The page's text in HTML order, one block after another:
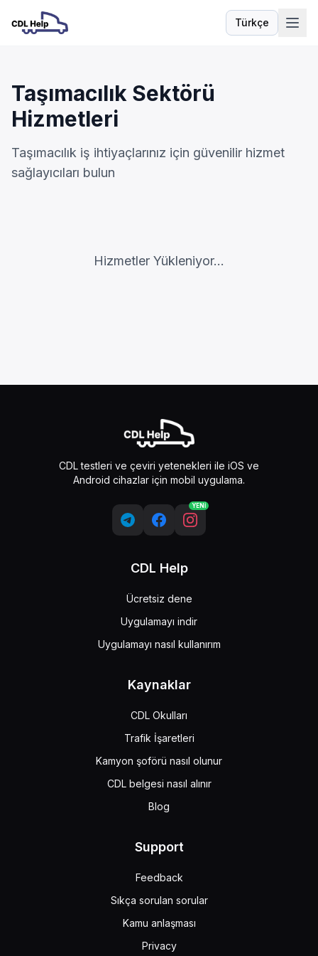
Türkçe
Dil
Taşımacılık Sektörü
Hizmetleri
Taşımacılık iş ihtiyaçlarınız için güvenilir hizmet
sağlayıcıları bulun
Hizmetler Yükleniyor...
CDL testleri ve çeviri yetenekleri ile iOS ve
Android cihazlar için mobil uygulama.
YENİ
CDL Help
Ücretsiz dene
Uygulamayı indir
Uygulamayı nasıl kullanırım
Kaynaklar
CDL Okulları
Trafik İşaretleri
Kamyon şoförü nasıl olunur
CDL belgesi nasıl alınır
Blog
Support
Feedback
Sıkça sorulan sorular
Kamu anlaşması
Privacy